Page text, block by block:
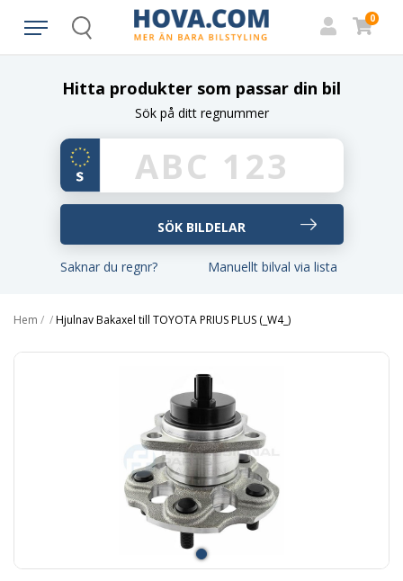
Search
0
Hitta produkter som passar din bil
Sök på ditt regnummer
Saknar du regnr? Manuellt bilval via lista
Hem / /Hjulnav Bakaxel till TOYOTA PRIUS PLUS (_W4_)